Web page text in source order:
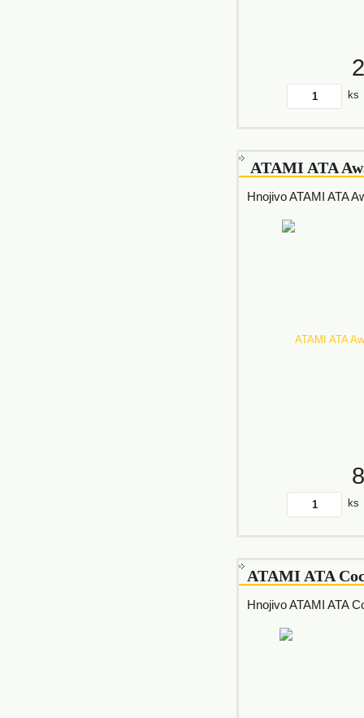
ks
ATAMI ATA
Hnojivo ATAMI ATA
ks
ATAMI ATA
Hnojivo ATAMI ATA